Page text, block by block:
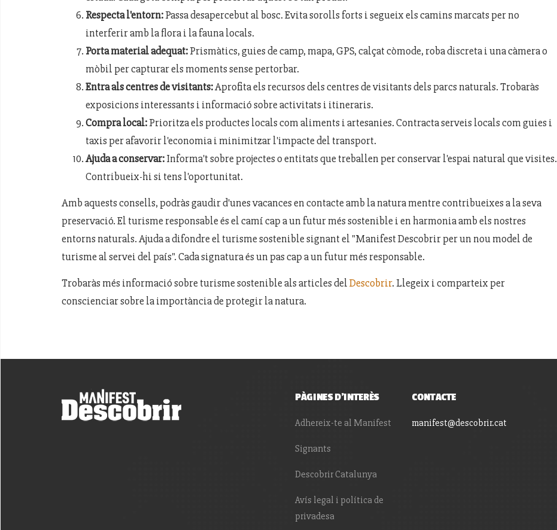
Respecta l'entorn:Passa desapercebut al bosc. Evita sorolls forts i segueix els camins marcats per no
interferir amb la flora i la fauna locals.
Porta material adequat:Prismàtics, guies de camp, mapa, GPS, calçat còmode, roba discreta i una càmera o
mòbil per capturar els moments sense pertorbar.
Entra als centres de visitants:Aprofita els recursos dels centres de visitants dels parcs naturals. Trobaràs
exposicions interessants i informació sobre activitats i itineraris.
Compra local:Prioritza els productes locals com aliments i artesanies. Contracta serveis locals com guies i
taxis per afavorir l'economia i minimitzar l'impacte del transport.
Ajuda a conservar:Informa't sobre projectes o entitats que treballen per conservar l'espai natural que visites.
Contribueix-hi si tens l'oportunitat.
Amb aquests consells, podràs gaudir d'unes vacances en contacte amb la natura mentre contribueixes a la seva
preservació. El turisme responsable és el camí cap a un futur més sostenible i en harmonia amb els nostres
entorns naturals. Ajuda a difondre el turisme sostenible signant el "Manifest Descobrir per un nou model de
turisme al servei del país". Cada signatura és un pas cap a un futur més responsable.
Trobaràs més informació sobre turisme sostenible als articles delDescobrir. Llegeix i comparteix per
conscienciar sobre la importància de protegir la natura.
PÀGINES D'INTERÈS
Adhereix-te al Manifest
Signants
Descobrir Catalunya
Avís legal i política de
privadesa
CONTACTE
manifest@descobrir.cat